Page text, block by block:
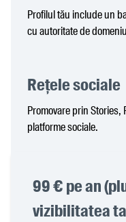
Profilul tău include un
cu autoritate de
Rețele sociale
Promovare prin Stories,
platforme sociale.
99 € pe an
vizibilitatea ta